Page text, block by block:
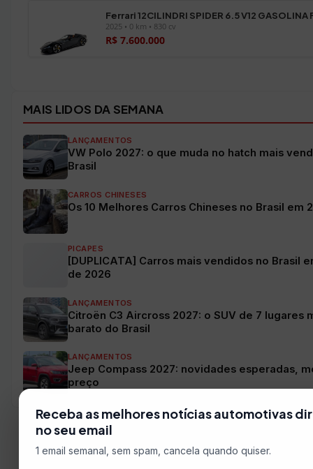
Ferrari 12CILINDRI SPIDER 6.5 V12 GASOLINA
2025 • 0 km • 830 cv
R$ 7.600.000
MAIS LIDOS DA SEMANA
LANÇAMENTOS
VW Polo 2027: o que muda no hatch mais
Brasil
CARROS CHINESES
Os 10 Melhores Carros Chineses no Brasil em
PICAPES
[DUPLICATA] Carros mais vendidos no Brasil
de 2026
LANÇAMENTOS
Citroën C3 Aircross 2027: o SUV de 7 lugares
barato do Brasil
LANÇAMENTOS
Jeep Compass 2027: novidades esperadas,
preço
Receba as melhores notícias automotivas
no seu email
1 email semanal, sem spam, cancela quando quiser.